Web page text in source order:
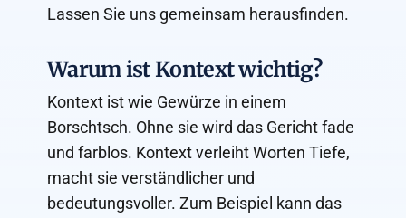
Lassen Sie uns gemeinsam herausfinden.
Warum ist Kontext wichtig?
Kontext ist wie Gewürze in einem
Borschtsch. Ohne sie wird das Gericht fade
und farblos. Kontext verleiht Worten Tiefe,
macht sie verständlicher und
bedeutungsvoller. Zum Beispiel kann das